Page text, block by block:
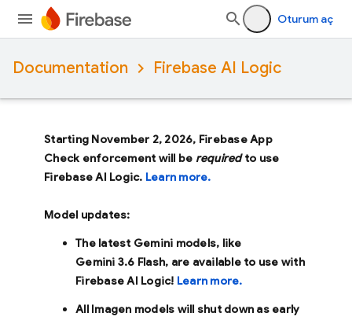
Oturum aç
Documentation Firebase AI Logic
Starting November 2, 2026, Firebase App
Check enforcement will be requiredto use
Firebase AI Logic. Learn more.
Model updates:
The latest Gemini models, like
Gemini 3.6 Flash, are available to use with
Firebase AI Logic! Learn more.
All Imagen models will shut down as early